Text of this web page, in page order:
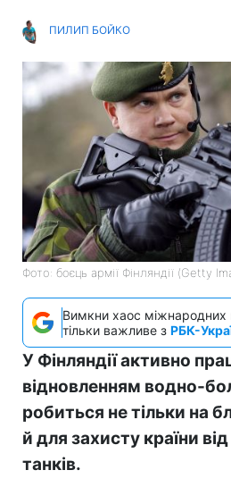
ПИЛИП БОЙКО
Фото: боєць армії Фінляндії (Getty
Вимкни хаос
тільки важливе з РБК-
У Фінляндії активно
відновленням водно-
робиться не тільки на
й для захисту країни
танків.